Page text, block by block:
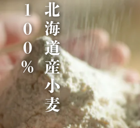
北
海
道
産
小
麦
1
0
0
％